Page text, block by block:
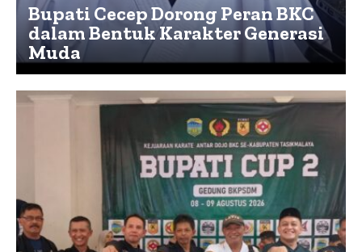
Bupati Cecep Dorong Peran BKC
dalam Bentuk Karakter Generasi
Muda